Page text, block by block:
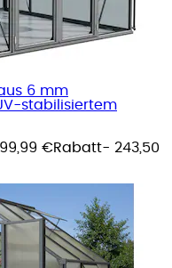
6 mm
stabilisiertem
€Rabatt- 243,50